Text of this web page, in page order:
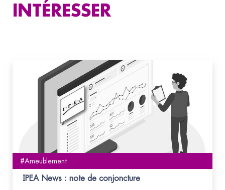
INTÉRESSER
#Ameublement
IPEA News : note de conjoncture